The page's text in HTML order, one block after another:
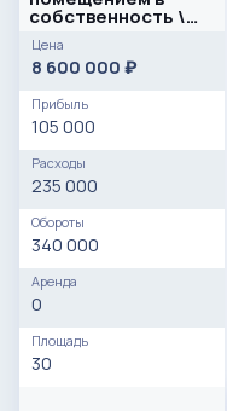
собственность \
Север города
Цена
8 600 000 ₽
Прибыль
105 000
Расходы
235 000
Обороты
340 000
Аренда
0
Площадь
30